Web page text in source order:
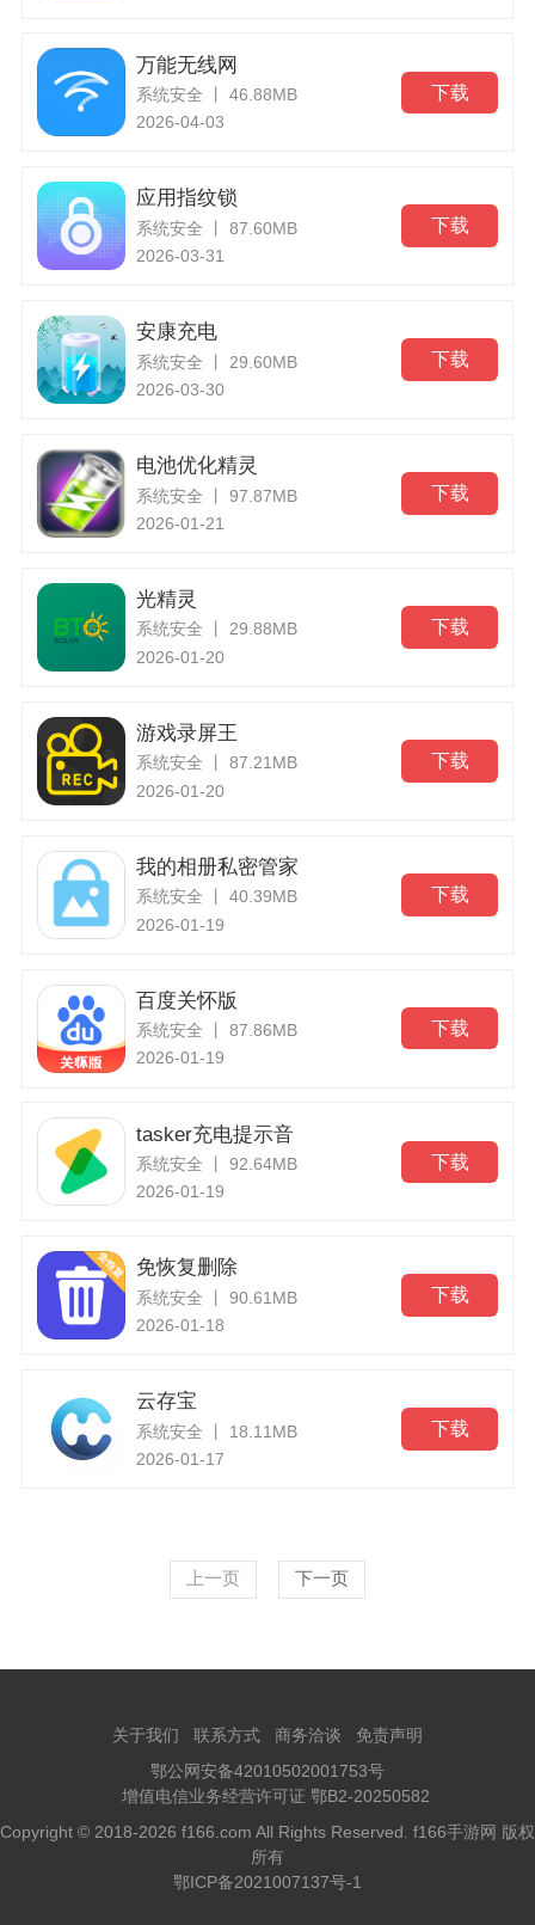
万能无线网
系统安全 丨 46.88MB
2026-04-03
下载
应用指纹锁
系统安全 丨 87.60MB
2026-03-31
下载
安康充电
系统安全 丨 29.60MB
2026-03-30
下载
电池优化精灵
系统安全 丨 97.87MB
2026-01-21
下载
光精灵
系统安全 丨 29.88MB
2026-01-20
下载
游戏录屏王
系统安全 丨 87.21MB
2026-01-20
下载
我的相册私密管家
系统安全 丨 40.39MB
2026-01-19
下载
百度关怀版
系统安全 丨 87.86MB
2026-01-19
下载
tasker充电提示音
系统安全 丨 92.64MB
2026-01-19
下载
免恢复删除
系统安全 丨 90.61MB
2026-01-18
下载
云存宝
系统安全 丨 18.11MB
2026-01-17
下载
上一页 下一页
关于我们 联系方式 商务洽谈
免责声明
鄂公网安备42010502001753号
增值电信业务经营许可证 鄂B2-20250582
Copyright © 2018-2026 f166.com All Rights Reserved. f166手游网 版权
所有
鄂ICP备2021007137号-1